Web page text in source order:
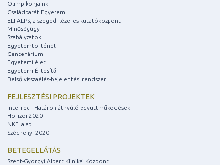
Olimpikonjaink
Családbarát Egyetem
ELI-ALPS, a szegedi lézeres kutatóközpont
Minőségügy
Szabályzatok
Egyetemtörténet
Centenárium
Egyetemi élet
Egyetemi Értesítő
Belső visszaélés-bejelentési rendszer
FEJLESZTÉSI PROJEKTEK
Interreg - Határon átnyúló együttműködések
Horizon2020
NKFI alap
Széchenyi 2020
BETEGELLÁTÁS
Szent-Györgyi Albert Klinikai Központ